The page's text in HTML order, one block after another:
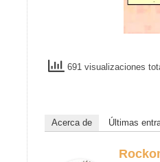
691 visualizaciones
Acerca de Últimas